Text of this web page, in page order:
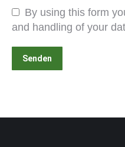
By using this form
and handling of your
Senden